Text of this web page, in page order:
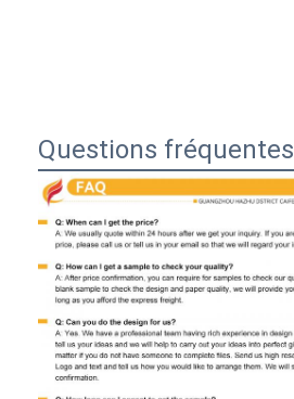
Questions fréquentes